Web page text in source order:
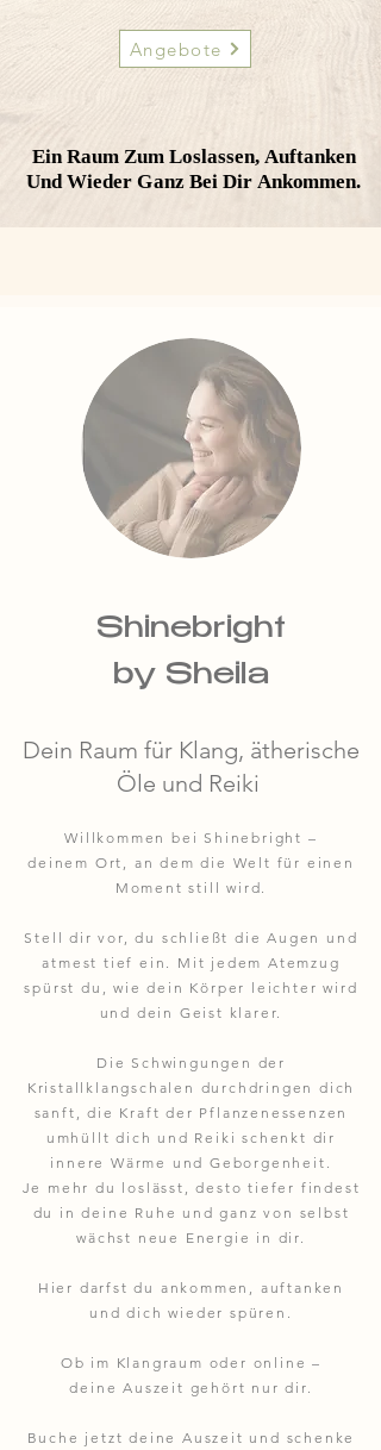
Angebote
Ein Raum Zum Loslassen, Auftanken
Und Wieder Ganz Bei Dir Ankommen.
Ein Raum Zum Loslassen, Auftanken
Und Wieder Ganz Bei Dir Ankommen.
Shinebright
by Sheila
Dein Raum für Klang, ätherische
Öle und Reiki
Willkommen bei Shinebright –
deinem Ort, an dem die Welt für einen
Moment still wird.
Stell dir vor, du schließt die Augen und
atmest tief ein. Mit jedem Atemzug
spürst du, wie dein Körper leichter wird
und dein Geist klarer.
Die Schwingungen der
Kristallklangschalen durchdringen dich
sanft, die Kraft der Pflanzenessenzen
umhüllt dich und Reiki schenkt dir
innere Wärme und Geborgenheit.
Je mehr du loslässt, desto tiefer findest
du in deine Ruhe und ganz von selbst
wächst neue Energie in dir.
Hier darfst du ankommen, auftanken
und dich wieder spüren.
Ob im Klangraum oder online –
deine Auszeit gehört nur dir.
Buche jetzt deine Auszeit und schenke